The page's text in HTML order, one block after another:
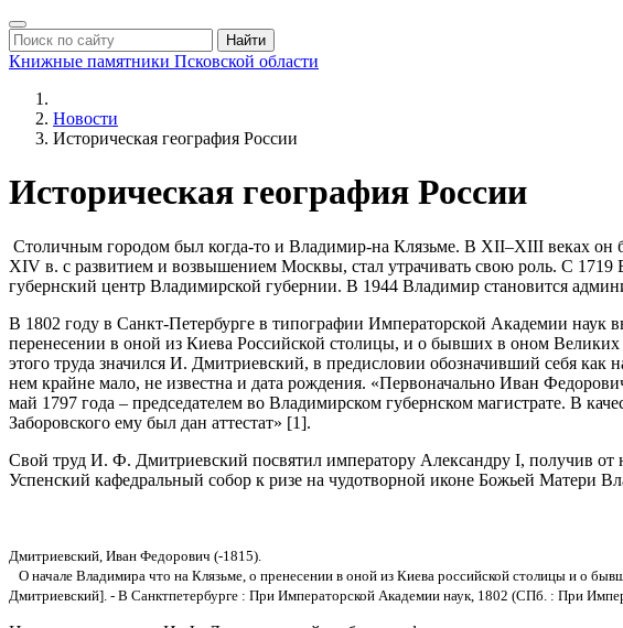
Найти
Книжные памятники Псковской области
Новости
Историческая география России
Историческая география России
Столичным городом был когда-то и Владимир-на Клязьме. В XII–XIII веках он
XIV в. с развитием и возвышением Москвы, стал утрачивать свою роль. С
губернский центр Владимирской губернии. В 1944 Владимир становится
В 1802 году в Санкт-Петербурге в типографии Императорской Академии
перенесении в оной из Киева Российской столицы, и о бывших в оном
этого труда значился И. Дмитриевский, в предисловии обозначивший себя
нем крайне мало, не известна и дата рождения. «Первоначально Иван
май 1797 года – председателем во Владимирском губернском магистрате. В
Заборовского ему был дан аттестат» [1].
Свой труд И. Ф. Дмитриевский посвятил императору Александру I, получив от
Успенский кафедральный собор к ризе на чудотворной иконе Божьей Матери
Дмитриевский, Иван Федорович (-1815).
О начале Владимира что на Клязьме, о пренесении в оной из Киева российской столицы и о
Дмитриевский]. - В Санктпетербурге : При Императорской Академии наук, 1802 (СПб. : При